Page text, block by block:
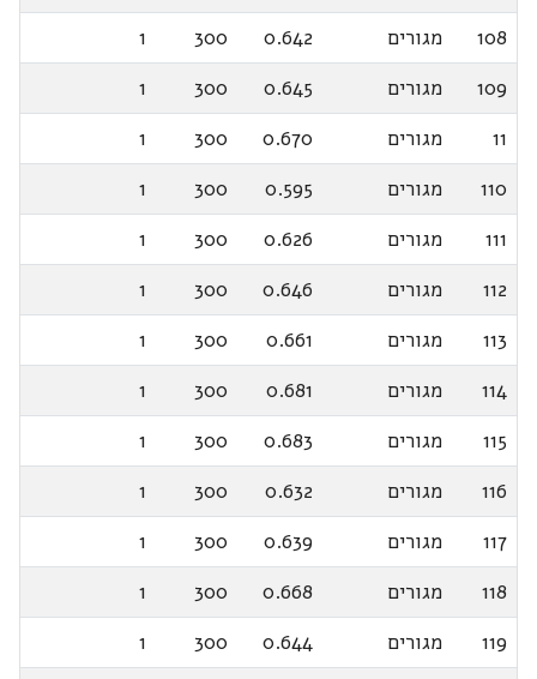
108
מגורים 0.642
300
1
109
מגורים 0.645
300
1
11
מגורים 0.670
300
1
110
מגורים 0.595
300
1
111
מגורים 0.626
300
1
112
מגורים 0.646
300
1
113
מגורים 0.661
300
1
114
מגורים 0.681
300
1
115
מגורים 0.683
300
1
116
מגורים 0.632
300
1
117
מגורים 0.639
300
1
118
מגורים 0.668
300
1
119
מגורים 0.644
300
1